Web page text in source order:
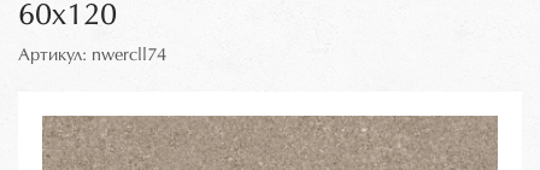
60x120
Артикул: nwercll74